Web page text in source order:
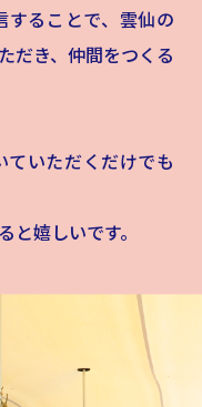
することで、雲仙の
だき、仲間をつくる
いただくだけでも
嬉しいです。